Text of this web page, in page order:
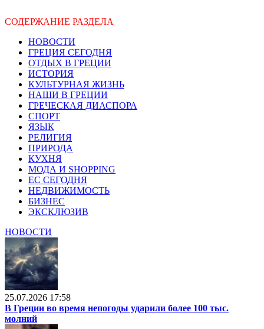
СОДЕРЖАНИЕ РАЗДЕЛА
НОВОСТИ
ГРЕЦИЯ СЕГОДНЯ
ОТДЫХ В ГРЕЦИИ
ИСТОРИЯ
КУЛЬТУРНАЯ ЖИЗНЬ
НАШИ В ГРЕЦИИ
ГРЕЧЕСКАЯ ДИАСПОРА
СПОРТ
ЯЗЫК
РЕЛИГИЯ
ПРИРОДА
КУХНЯ
МОДА И SHOPPING
ЕС СЕГОДНЯ
НЕДВИЖИМОСТЬ
БИЗНЕС
ЭКСКЛЮЗИВ
НОВОСТИ
25.07.2026 17:58
В Греции во время непогоды ударили более 100 тыс.
молний